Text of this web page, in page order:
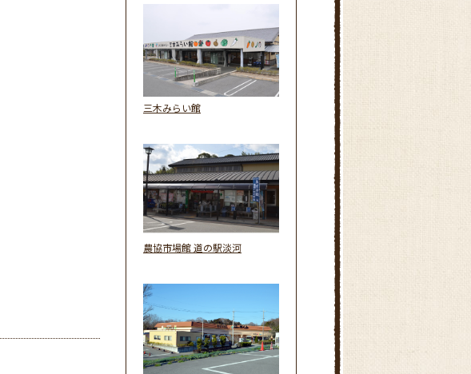
三木みらい館
農協市場館 道の駅淡河